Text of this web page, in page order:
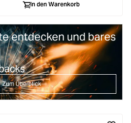
In den Warenkorb
entdecken und bares
Zum Überblick